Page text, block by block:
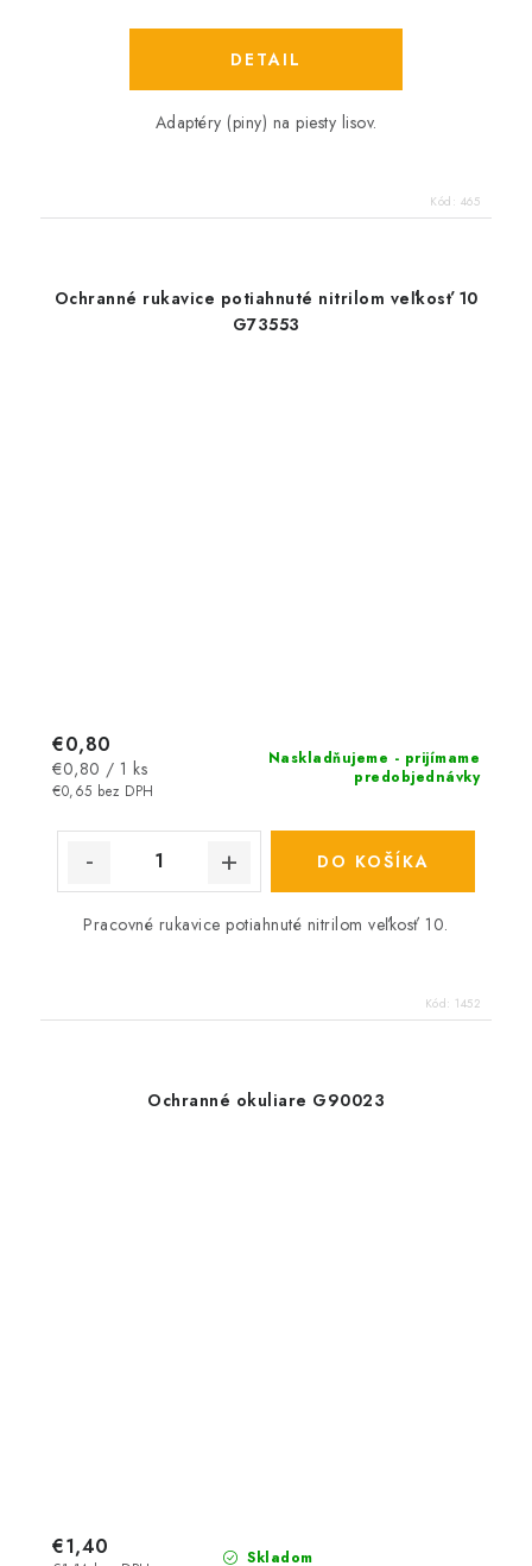
DETAIL
Adaptéry (piny) na piesty lisov.
Kód: 465
Ochranné rukavice potiahnuté nitrilom veľkosť 10
G73553
Naskladňujeme - prijímame
predobjednávky
€0,65 bez DPH
€0,80
Jednotková
cena:
€0,80 / 1 ks
DO KOŠÍKA
Pracovné rukavice potiahnuté nitrilom veľkosť 10.
Kód: 1452
Ochranné okuliare G90023
Skladom
€1,40